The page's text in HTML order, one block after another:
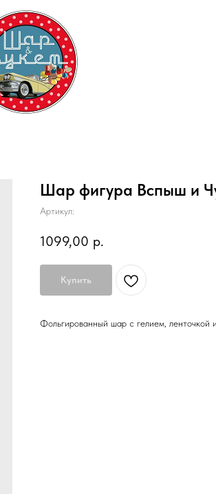
Шар фигура Вспыш и
Артикул:
1099,00 р.
Купить
Фольгированный шар с гелием, ленточкой